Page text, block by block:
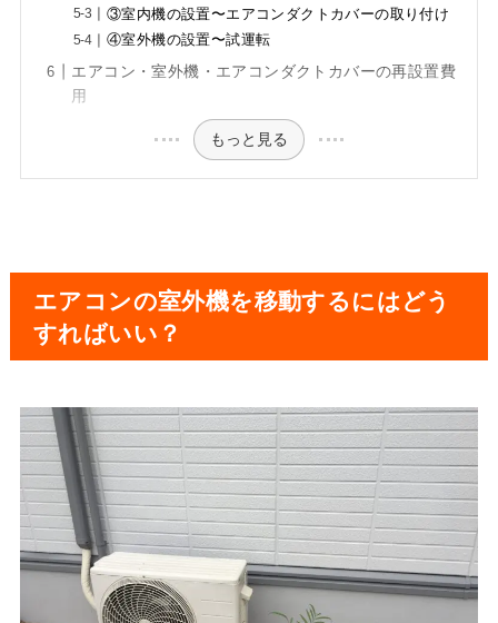
③室内機の設置〜エアコンダクトカバーの取り付け
④室外機の設置〜試運転
エアコン・室外機・エアコンダクトカバーの再設置費
用
もっと見る
エアコンの室外機を移動するにはどう
すればいい？